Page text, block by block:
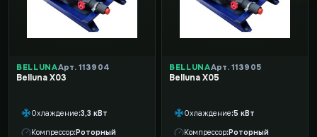
BELLUNAАрт. 113904
Belluna X03
Охлаждение 3,3 кВт
Компрессор Роторный
BELLUNAАрт. 113905
Belluna X05
Охлаждение 5 кВт
Компрессор Роторный